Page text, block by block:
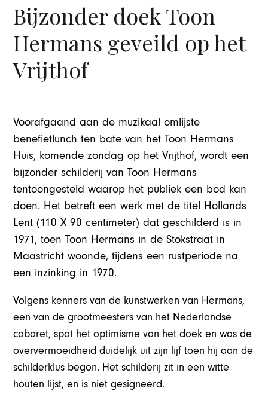
Bijzonder doek Toon
Hermans geveild op het
Vrijthof
Voorafgaand aan de muzikaal omlijste
benefietlunch ten bate van het Toon Hermans
Huis, komende zondag op het Vrijthof, wordt een
bijzonder schilderij van Toon Hermans
tentoongesteld waarop het publiek een bod kan
doen. Het betreft een werk met de titel Hollands
Lent (110 X 90 centimeter) dat geschilderd is in
1971, toen Toon Hermans in de Stokstraat in
Maastricht woonde, tijdens een rustperiode na
een inzinking in 1970.
Volgens kenners van de kunstwerken van Hermans,
een van de grootmeesters van het Nederlandse
cabaret, spat het optimisme van het doek en was de
oververmoeidheid duidelijk uit zijn lijf toen hij aan de
schilderklus begon. Het schilderij zit in een witte
houten lijst, en is niet gesigneerd.